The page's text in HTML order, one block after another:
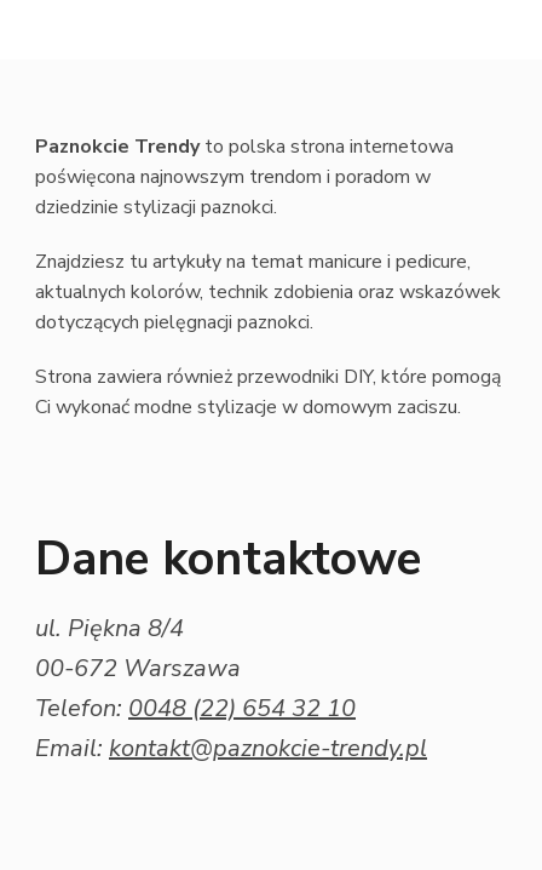
Paznokcie Trendyto polska strona internetowa
poświęcona najnowszym trendom i poradom w
dziedzinie stylizacji paznokci.
Znajdziesz tu artykuły na temat manicure i pedicure,
aktualnych kolorów, technik zdobienia oraz wskazówek
dotyczących pielęgnacji paznokci.
Strona zawiera również przewodniki DIY, które pomogą
Ci wykonać modne stylizacje w domowym zaciszu.
Dane kontaktowe
ul. Piękna 8/4
00-672 Warszawa
Telefon: 0048 (22) 654 32 10
Email: kontakt@paznokcie-trendy.pl